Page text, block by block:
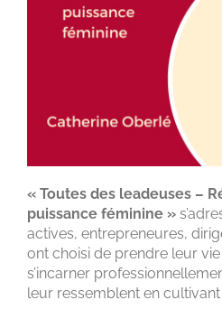
« Toutes des leadeuses –
puissance féminine »
actives, entrepreneures,
ont choisi de prendre leur
s’incarner
leur ressemblent en cultivant